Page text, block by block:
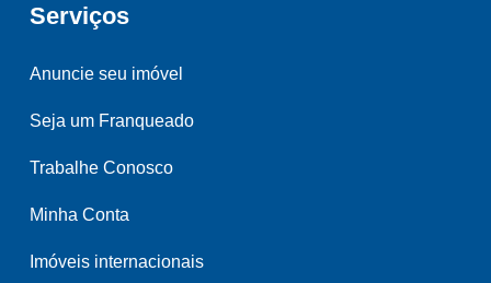
Serviços
Anuncie seu imóvel
Seja um Franqueado
Trabalhe Conosco
Minha Conta
Imóveis internacionais